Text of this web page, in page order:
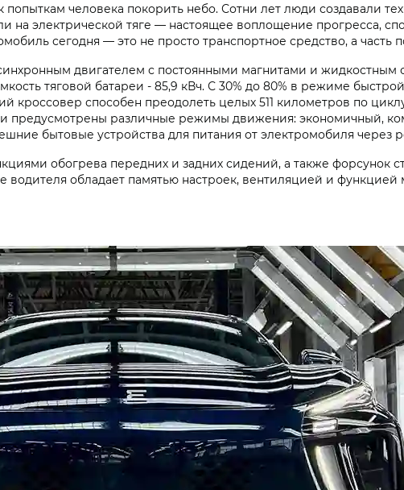
человека покорить небо. Сотни лет люди создавали
на электрической тяге — настоящее воплощение прогресса,
сегодня — это не просто транспортное средство, а часть
двигателем с постоянными магнитами и жидкостным
тяговой батареи - 85,9 кВч. С 30% до 80% в режиме
кроссовер способен преодолеть целых 511 километров по
предусмотрены различные режимы движения: экономичный,
бытовые устройства для питания от электромобиля через
обогрева передних и задних сидений, а также форсунок
обладает памятью настроек, вентиляцией и функцией